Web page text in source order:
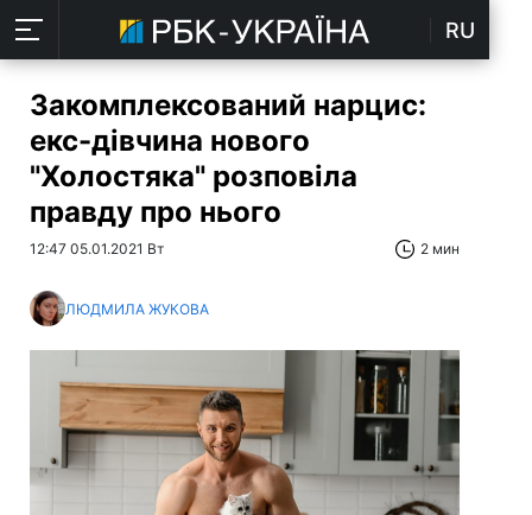
RU
Закомплексований нарцис:
екс-дівчина нового
"Холостяка" розповіла
правду про нього
12:47 05.01.2021 Вт 2 мин
ЛЮДМИЛА ЖУКОВА